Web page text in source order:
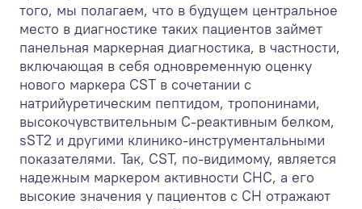
того, мы полагаем, что в будущем центральное
место в диагностике таких пациентов займет
панельная маркерная диагностика, в частности,
включающая в себя одновременную оценку
нового маркера CST в сочетании с
натрийуретическим пептидом, тропонинами,
высокочувствительным С-реактивным белком,
sST2 и другими клинико-инструментальными
показателями. Так, CST, по-видимому, является
надежным маркером активности СНС, а его
высокие значения у пациентов с СН отражают